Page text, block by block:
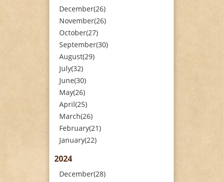
December(26)
November(26)
October(27)
September(30)
August(29)
July(32)
June(30)
May(26)
April(25)
March(26)
February(21)
January(22)
2024
December(28)